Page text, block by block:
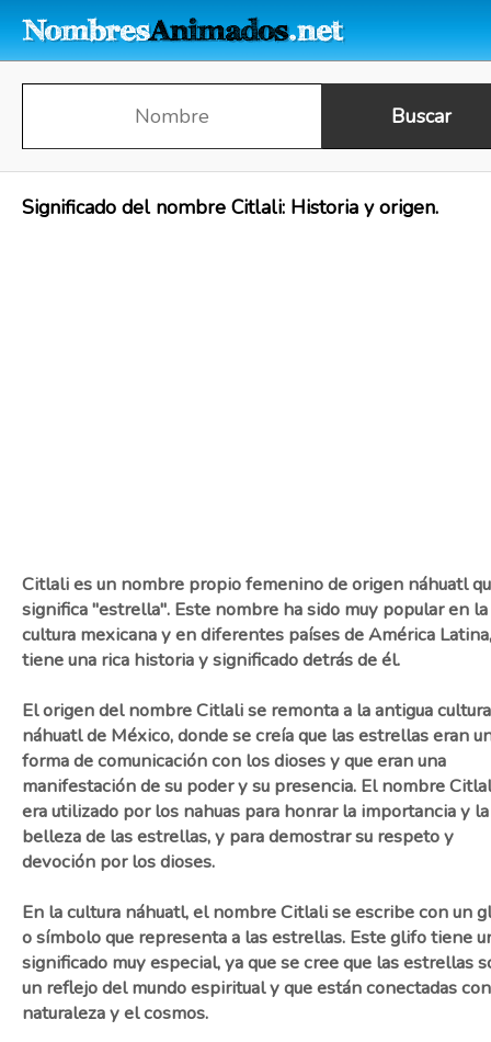
Significado del nombre Citlali: Historia y origen.
Citlali es un nombre propio femenino de origen náhuatl
significa "estrella". Este nombre ha sido muy popular en la
cultura mexicana y en diferentes países de América
tiene una rica historia y significado detrás de él.
El origen del nombre Citlali se remonta a la antigua cultura
náhuatl de México, donde se creía que las estrellas eran
forma de comunicación con los dioses y que eran una
manifestación de su poder y su presencia. El nombre
era utilizado por los nahuas para honrar la importancia y la
belleza de las estrellas, y para demostrar su respeto y
devoción por los dioses.
En la cultura náhuatl, el nombre Citlali se escribe con un
o símbolo que representa a las estrellas. Este glifo tiene
significado muy especial, ya que se cree que las estrellas
un reflejo del mundo espiritual y que están conectadas
naturaleza y el cosmos.